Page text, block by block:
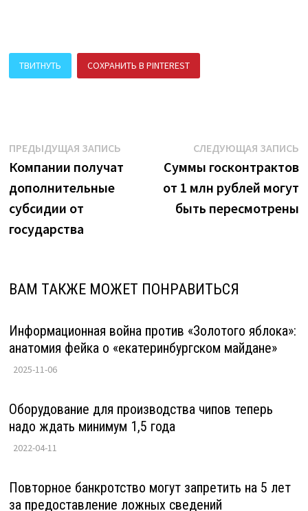
ТВИТНУТЬ СОХРАНИТЬ В PINTEREST
Навигация
по
записям
ПРЕДЫДУЩАЯ ЗАПИСЬПредыдущая
запись:
Компании получат
дополнительные
субсидии от
государства
СЛЕДУЮЩАЯ ЗАПИСЬ
Суммы госконтрактов
от 1 млн рублей могут
быть пересмотрены
ВАМ ТАКЖЕ МОЖЕТ ПОНРАВИТЬСЯ
Информационная война против «Золотого яблока»:
анатомия фейка о «екатеринбургском майдане»
2025-11-06
Оборудование для производства чипов теперь
надо ждать минимум 1,5 года
2022-04-11
Повторное банкротство могут запретить на 5 лет
за предоставление ложных сведений